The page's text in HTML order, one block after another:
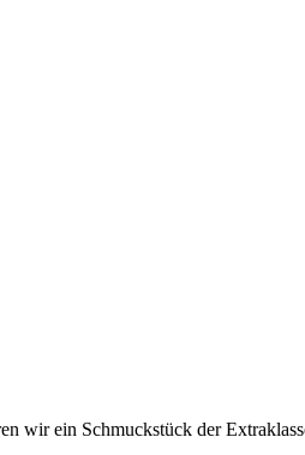
wir ein Schmuckstück der